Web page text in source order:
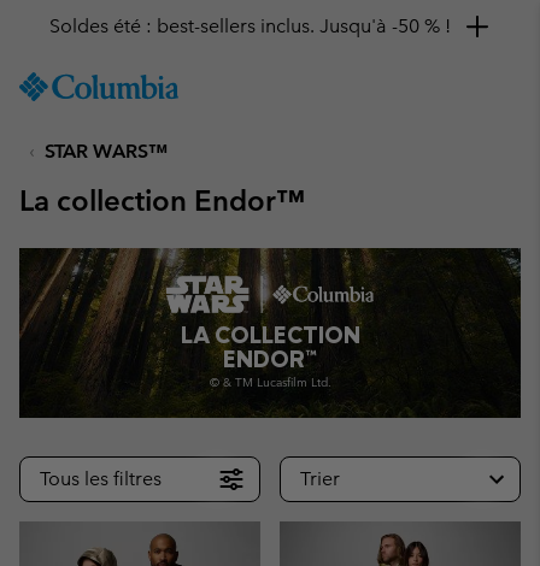
TO
SKIP
MAIN
SKIP
TO
SEARCH
Soldes été : best-sellers inclus. Jusqu'à -50 % !
STAR WARS™
La collection Endor™
LA COLLECTION
ENDOR™
© & TM Lucasfilm Ltd.
Tous les filtres Trier